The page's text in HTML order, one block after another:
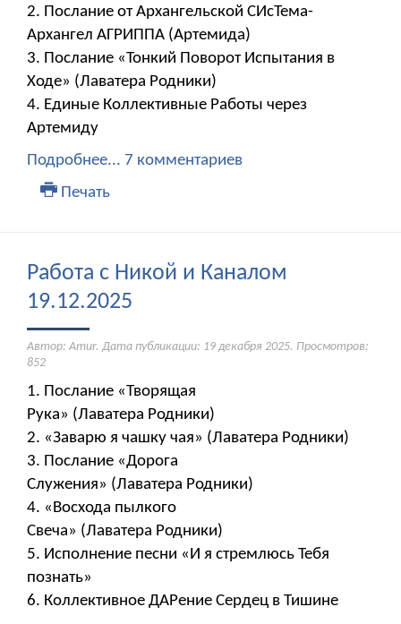
2. Послание от Архангельской СИсТема-
Архангел АГРИППА (Артемида)
3. Послание «Тонкий Поворот Испытания в
Ходе» (Лаватера Родники)
4. Единые Коллективные Работы через
Артемиду
Подробнее... 7 комментариев
Печать
Работа с Никой и Каналом
19.12.2025
Автор: Amur. Дата публикации: 19 декабря 2025. Просмотров:
852
1. Послание «Творящая
Рука» (Лаватера Родники)
2. «Заварю я чашку чая» (Лаватера Родники)
3. Послание «Дорога
Служения» (Лаватера Родники)
4. «Восхода пылкого
Свеча» (Лаватера Родники)
5. Исполнение песни «И я стремлюсь Тебя
познать»
6. Коллективное ДАРение Сердец в Тишине